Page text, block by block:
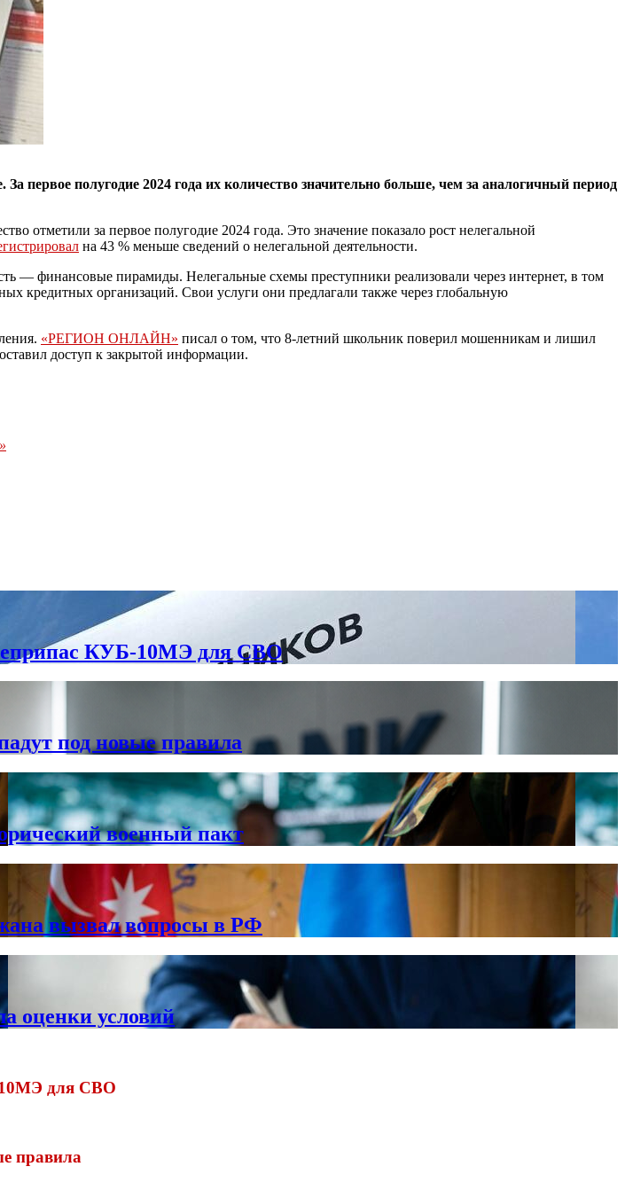
первое полугодие 2024 года их количество значительно больше, чем за аналогичный период
отметили за первое полугодие 2024 года. Это значение показало рост нелегальной
на 43 % меньше сведений о нелегальной деятельности.
— финансовые пирамиды. Нелегальные схемы преступники реализовали через интернет, в том
кредитных организаций. Свои услуги они предлагали также через глобальную
«РЕГИОН ОНЛАЙН» писал о том, что 8-летний школьник поверил мошенникам и лишил
доступ к закрытой информации.
КУБ-10МЭ для СВО
под новые правила
военный пакт
вызвал вопросы в РФ
оценки условий
10МЭ для СВО
правила